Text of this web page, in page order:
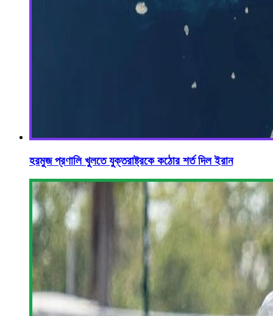
হরমুজ প্রণালি খুলতে যুক্তরাষ্ট্রকে কঠোর শর্ত দিল ইরান